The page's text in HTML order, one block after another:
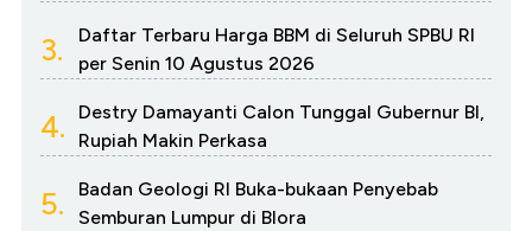
3.
Daftar Terbaru Harga BBM di Seluruh SPBU RI
per Senin 10 Agustus 2026
4.
Destry Damayanti Calon Tunggal Gubernur BI,
Rupiah Makin Perkasa
5.
Badan Geologi RI Buka-bukaan Penyebab
Semburan Lumpur di Blora